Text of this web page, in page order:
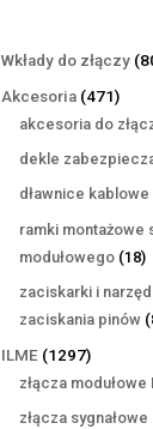
Wkłady do złączy
Akcesoria 471471
akcesoria do
dekle
dławnice kablowe
ramki montażowe
modułowego 1818
zaciskarki i
zaciskania pinów
ILME 12971297
złącza modułowe
złącza sygnałowe